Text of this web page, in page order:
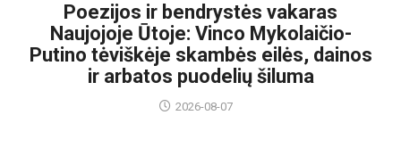
Poezijos ir bendrystės vakaras
Naujojoje Ūtoje: Vinco Mykolaičio-
Putino tėviškėje skambės eilės, dainos
ir arbatos puodelių šiluma
2026-08-07